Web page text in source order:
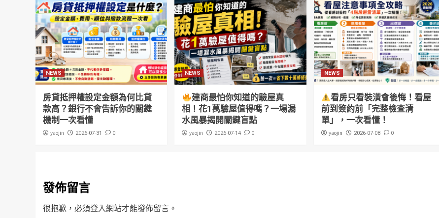
NEWS
房貸抵押權設定金額為何比貸
款高？銀行不會告訴你的關鍵
機制一次看懂
yaojin 2026-07-31 0
NEWS
建商最怕你知道的驗屋真
相！花1萬驗屋值得嗎？一場漏
水風暴揭開關鍵盲點
yaojin 2026-07-14 0
NEWS
看房只看裝潢會後悔！看屋
前到簽約前「完整檢查清
單」，一次看懂！
yaojin 2026-07-08 0
發佈留言
很抱歉，必須登入網站才能發佈留言。